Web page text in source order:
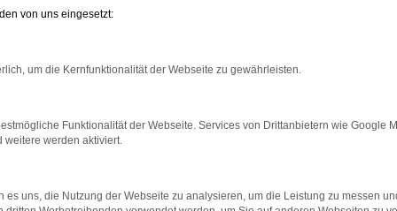
für exzellente Audi Q3 Fahrzeuge für Roth und
Standards in Sachen Qualität und Leistung erfüllen. Wir sind
Audi Q3 Flotte und warum Autohaus Stiglmayr
Network Error
ist ein Fehler aufgetreten.
von uns eingesetzt:
um die Kernfunktionalität der Webseite zu gewährleisten.
Funktionalität der Webseite. Services von Drittanbietern wie Google
weitere werden aktiviert.
es uns, die Nutzung der Webseite zu analysieren, um die Leistung zu messen